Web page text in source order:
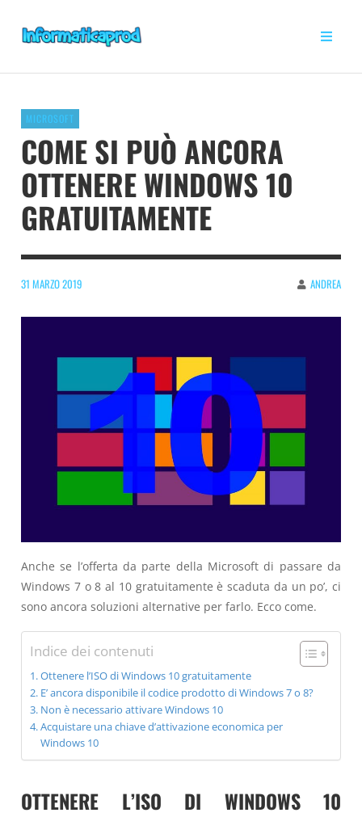
MICROSOFT
COME SI PUÒ ANCORA
OTTENERE WINDOWS 10
GRATUITAMENTE
31 MARZO 2019 ANDREA
Anche se l’offerta da parte della Microsoft di passare da
Windows 7 o 8 al 10 gratuitamente è scaduta da un po’, ci
sono ancora soluzioni alternative per farlo. Ecco come.
Indice dei contenuti
Ottenere l’ISO di Windows 10 gratuitamente
E’ ancora disponibile il codice prodotto di Windows 7 o 8?
Non è necessario attivare Windows 10
Acquistare una chiave d’attivazione economica per
Windows 10
OTTENERE L’ISO DI WINDOWS 10